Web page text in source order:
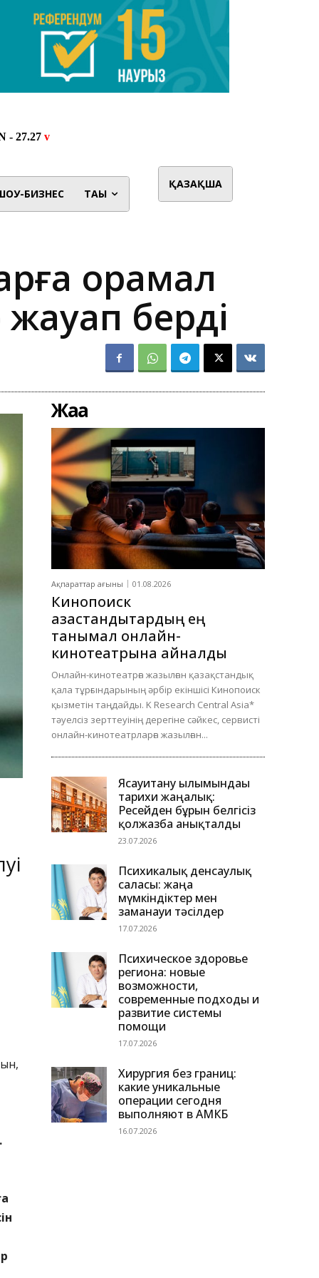
БИЗНЕС ТАҒЫ
ҚАЗАҚША
орамал
берді
Жаңа
Ақпараттар ағыны 01.08.2026
Кинопоиск
қазақстандықтардың ең
танымал онлайн-
кинотеатрына айналды
Онлайн-кинотеатрға жазылған қазақстандық
қала тұрғындарының әрбір екіншісі Кинопоиск
қызметін таңдайды. K Research Central Asia*
тәуелсіз зерттеуінің дерегіне сәйкес, сервисті
онлайн-кинотеатрларға жазылған...
Ясауитану ғылымындағы
тарихи жаңалық:
Ресейден бұрын белгісіз
қолжазба анықталды
23.07.2026
Психикалық денсаулық
саласы: жаңа
мүмкіндіктер мен
заманауи тәсілдер
17.07.2026
Психическое здоровье
региона: новые
возможности,
современные подходы и
развитие системы
помощи
17.07.2026
Хирургия без границ:
какие уникальные
операции сегодня
выполняют в АМКБ
16.07.2026